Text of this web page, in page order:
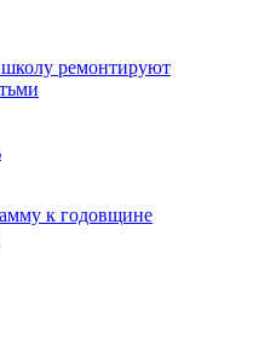
ремонтируют
к годовщине